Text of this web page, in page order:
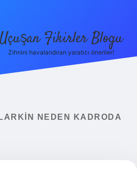
Uçuşan Fikirler Blogu
Zihnini havalandıran yaratıcı öneriler!
NEDEN KADRODA